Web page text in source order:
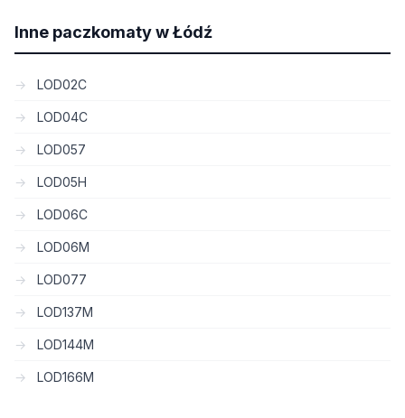
Inne paczkomaty w Łódź
LOD02C
LOD04C
LOD057
LOD05H
LOD06C
LOD06M
LOD077
LOD137M
LOD144M
LOD166M